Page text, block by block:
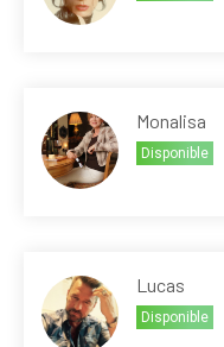
Monalisa
Disponible
Lucas
Disponible